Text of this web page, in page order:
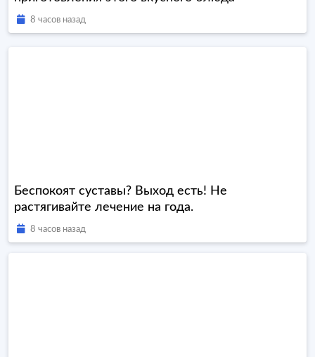
8 часов назад
Беспокоят суставы? Выход есть! Не
растягивайте лечение на года.
8 часов назад